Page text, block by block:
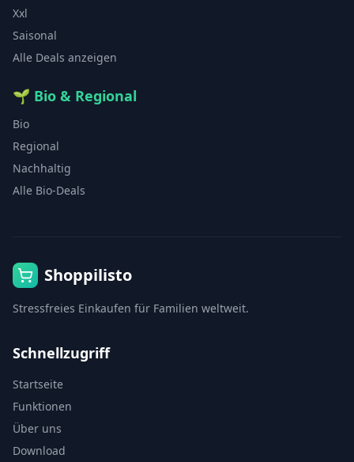
Xxl
Saisonal
Alle Deals anzeigen
🌱 Bio & Regional
Bio
Regional
Nachhaltig
Alle Bio-Deals
Shoppilisto
Stressfreies Einkaufen für Familien weltweit.
Schnellzugriff
Startseite
Funktionen
Über uns
Download